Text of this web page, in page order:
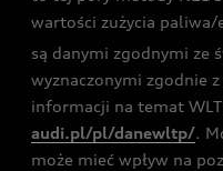
wartości zużycia paliwa/
są danymi zgodnymi ze
wyznaczonymi zgodnie
informacji na temat
audi.pl/pl/danewltp/.
może mieć wpływ na